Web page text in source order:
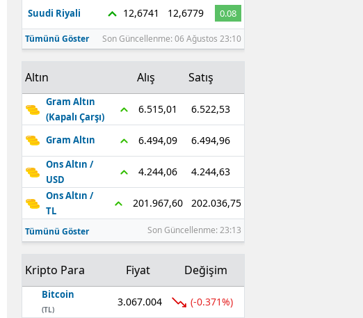
Suudi Riyali 12,6741 12,6779 0.08
Tümünü Göster Son Güncellenme: 06 Ağustos 23:10
Altın Alış Satış
Gram Altın
(Kapalı Çarşı)
6.515,01 6.522,53
Gram Altın 6.494,09 6.494,96
Ons Altın /
USD
4.244,06 4.244,63
Ons Altın /
TL
201.967,60 202.036,75
Tümünü Göster Son Güncellenme: 23:13
Kripto Para Fiyat Değişim
Bitcoin
(TL)
3.067.004 (-0.371%)